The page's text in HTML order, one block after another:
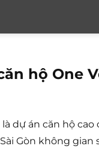
hộ One
là dự án căn hộ
Gòn không